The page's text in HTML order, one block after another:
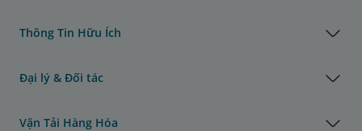
Thông Tin Hữu Ích
Đại lý & Đối tác
Vận Tải Hàng Hóa